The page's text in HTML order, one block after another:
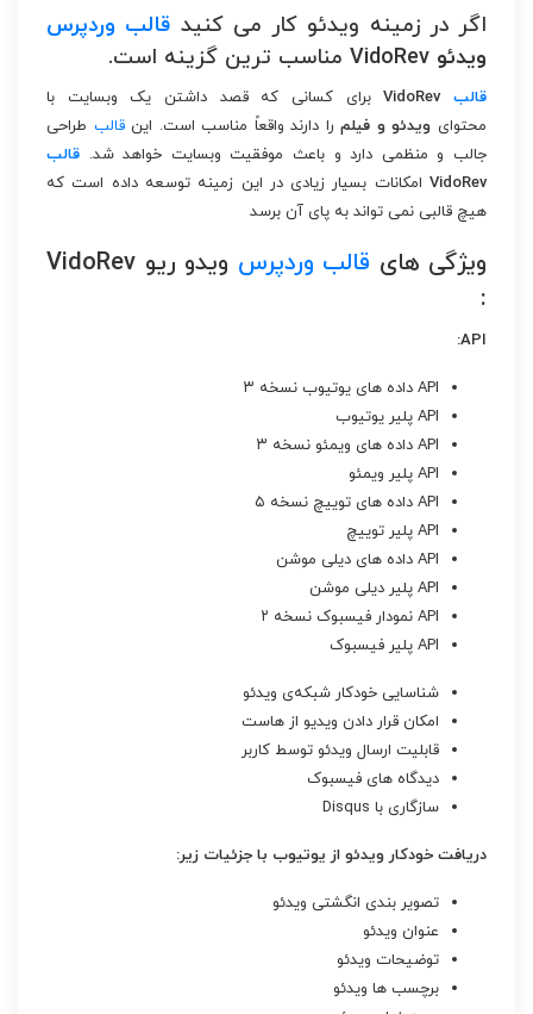
اگر در زمینه ویدئو کار می کنید قالب وردپرس
ویدئو VidoRev
مناسب ترین گزینه است.
قالبVidoRev
برای کسانی که قصد داشتن یک وبسایت با
محتوای ویدئو و فیلمرا دارند واقعاً مناسب است. اینقالب طراحی
جالب و منظمی دارد و باعث موفقیت وبسایت خواهد شد. قالب
VidoRev امکانات بسیار زیادی در این زمینه توسعه داده است که
هیچ قالبی نمی تواند به پای آن برسد
ویژگی های قالب وردپرس
ویدو ریو VidoRev
:
API:
API داده های یوتیوب نسخه ۳
API پلیر یوتیوب
API داده های ویمئو نسخه ۳
API پلیر ویمئو
API داده های توییچ نسخه ۵
API پلیر توییچ
API داده های دیلی موشن
API پلیر دیلی موشن
API نمودار فیسبوک نسخه ۲
API پلیر فیسبوک
شناسایی خودکار شبکه‌ی ویدئو
امکان قرار دادن ویدیو از هاست
قابلیت ارسال ویدئو توسط کاربر
دیدگاه های فیسبوک
سازگاری با Disqus
دریافت خودکار ویدئو از یوتیوب با جزئیات زیر:
تصویر بندی انگشتی ویدئو
عنوان ویدئو
توضیحات ویدئو
برچسب ها ویدئو